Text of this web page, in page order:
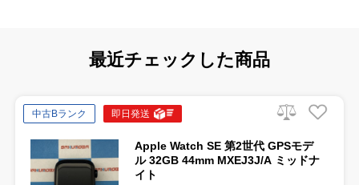
最近チェックした商品
中古Bランク 即日発送
Apple Watch SE 第2世代 GPSモデ
ル 32GB 44mm MXEJ3J/A ミッドナ
イト